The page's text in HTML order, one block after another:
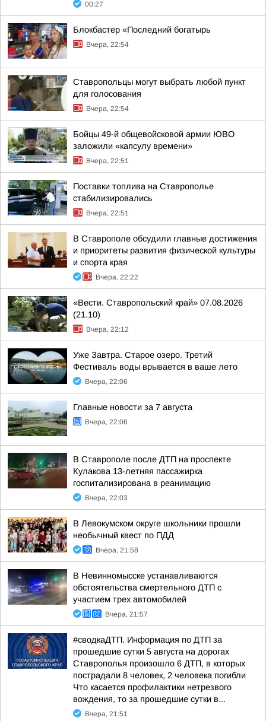
00:27
Блокбастер «Последний богатырь
Вчера, 22:54
Ставропольцы могут выбрать любой пункт
для голосования
Вчера, 22:54
Бойцы 49-й общевойсковой армии ЮВО
заложили «капсулу времени»
Вчера, 22:51
Поставки топлива на Ставрополье
стабилизировались
Вчера, 22:51
В Ставрополе обсудили главные достижения
и приоритеты развития физической культуры
и спорта края
Вчера, 22:22
«Вести. Ставропольский край» 07.08.2026
(21.10)
Вчера, 22:12
Уже Завтра. Старое озеро. Третий
Фестиваль воды врывается в ваше лето
Вчера, 22:06
Главные новости за 7 августа
Вчера, 22:06
В Ставрополе после ДТП на проспекте
Кулакова 13-летняя пассажирка
госпитализирована в реанимацию
Вчера, 22:03
В Левокумском округе школьники прошли
необычный квест по ПДД
Вчера, 21:58
В Невинномысске устанавливаются
обстоятельства смертельного ДТП с
участием трех автомобилей
Вчера, 21:57
#сводкаДТП. Информация по ДТП за
прошедшие сутки 5 августа на дорогах
Ставрополья произошло 6 ДТП, в которых
пострадали 8 человек, 2 человека погибли
Что касается профилактики нетрезвого
вождения, то за прошедшие сутки в...
Вчера, 21:51